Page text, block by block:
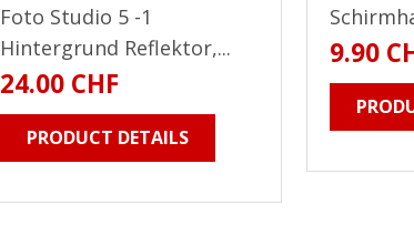
Foto Studio 5 -1
Hintergrund Reflektor,...
24.00 CHF
PRODUCT DETAILS
9.90